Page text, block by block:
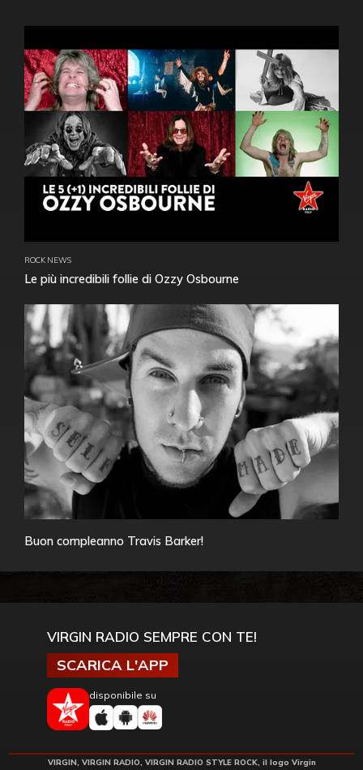
ROCK NEWS
Le più incredibili follie di Ozzy Osbourne
Buon compleanno Travis Barker!
VIRGIN RADIO SEMPRE CON TE!
SCARICA L'APP
disponibile su
VIRGIN, VIRGIN RADIO, VIRGIN RADIO STYLE ROCK, il logo Virgin